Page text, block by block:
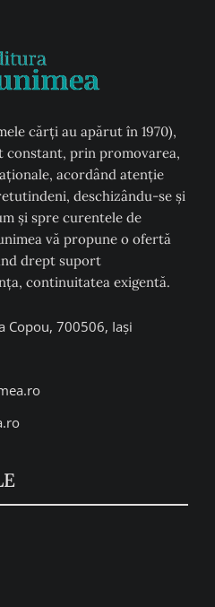
cărți au apărut în 1970),
constant, prin promovarea,
acordând atenţie
deschizându-se şi
şi spre curentele de
vă propune o ofertă
drept suport
continuitatea exigentă.
Copou, 700506, Iași